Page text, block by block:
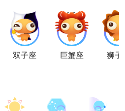
双子座 巨蟹座 狮子